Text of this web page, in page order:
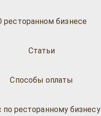
ресторанном бизнесе
Статьи
Способы оплаты
по ресторанному бизнесу